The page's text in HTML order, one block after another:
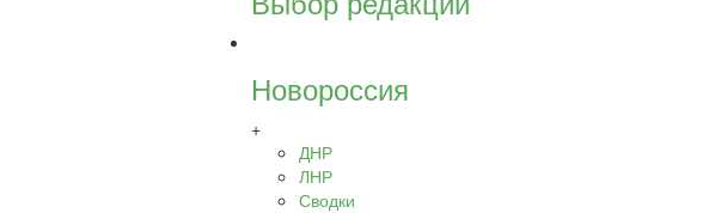
Новороссия
+
ДНР
ЛНР
Сводки